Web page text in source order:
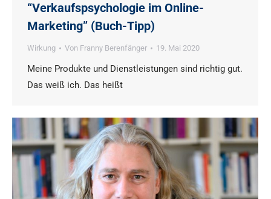
“Verkaufspsychologie im Online-
Marketing” (Buch-Tipp)
Wirkung Von Franny Berenfänger 19. Mai 2020
Meine Produkte und Dienstleistungen sind richtig gut.
Das weiß ich. Das heißt